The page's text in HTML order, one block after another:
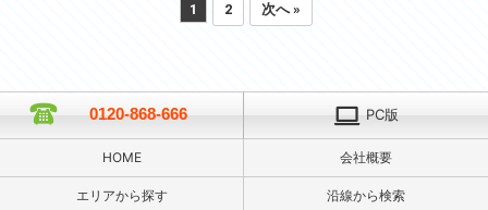
1 2 次へ »
0120-868-666 PC版
HOME 会社概要
エリアから探す 沿線から検索